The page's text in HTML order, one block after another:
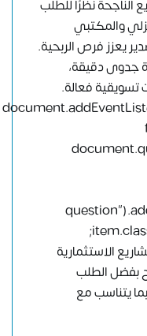
نظرًا للطلب
والمكتبي
يعزز فرص الربحية.
جدوى دقيقة،
تسويقية فعالة.
الاستثمارية
بفضل الطلب
يتناسب مع